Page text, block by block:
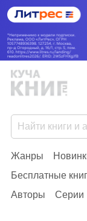
Жанры
Бесплатные
Авторы
Серии